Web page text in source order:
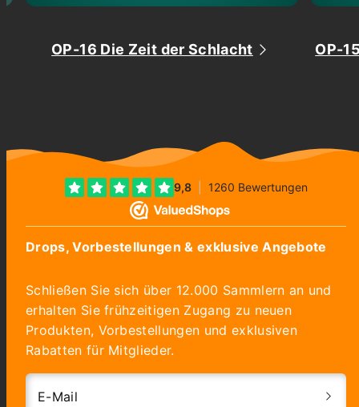
OP-16 Die Zeit der Schlacht OP-
Drops, Vorbestellungen & exklusive Angebote
Schließen Sie sich über 12.000 Sammlern an und
erhalten Sie frühzeitigen Zugang zu neuen
Produkten, Vorbestellungen und exklusiven
Rabatten für Mitglieder.
E-Mail